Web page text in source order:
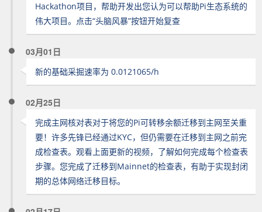
Hackathon项目，帮助开发出您认为可以帮助Pi生态系统的
伟大项目。点击“头脑风暴”按钮开始复查
03月01日
新的基础采掘速率为 0.0121065/h
02月25日
完成主网核对表对于将您的Pi可转移余额迁移到主网至关重
要！许多先锋已经通过KYC，但仍需要在迁移到主网之前完
成检查表。观看上面更新的视频，了解如何完成每个检查表
步骤。您完成了迁移到Mainnet的检查表，有助于实现封闭
期的总体网络迁移目标。